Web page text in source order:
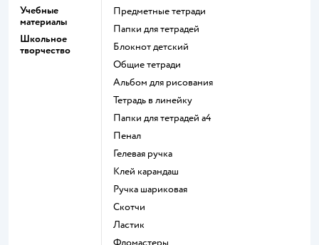
Учебные
материалы
Школьное
творчество
Предметные тетради
Папки для тетрадей
Блокнот детский
Общие тетради
Альбом для рисования
Тетрадь в линейку
Папки для тетрадей а4
Пенал
Гелевая ручка
Клей карандаш
Ручка шариковая
Скотчи
Ластик
Фломастеры